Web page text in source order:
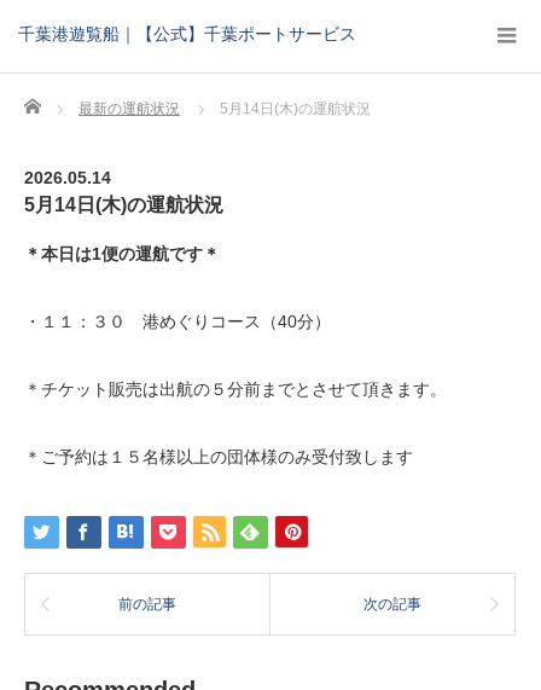
千葉港遊覧船｜【公式】千葉ポートサービス
Home 最新の運航状況 5月14日(木)の運航状況
2026.05.14
5月14日(木)の運航状況
＊本日は1便の運航です＊
・１１：３０ 港めぐりコース（40分）
＊チケット販売は出航の５分前までとさせて頂きます。
＊ご予約は１５名様以上の団体様のみ受付致します
前の記事 次の記事